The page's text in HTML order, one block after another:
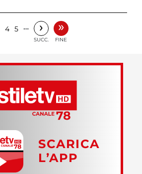
4 5 … ›
SUCC.
»
FINE
SCARICA
L’APP